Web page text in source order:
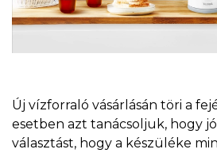
Új vízforraló vásárlásán töri a
esetben azt tanácsoljuk, hogy
választást, hogy a készüléke